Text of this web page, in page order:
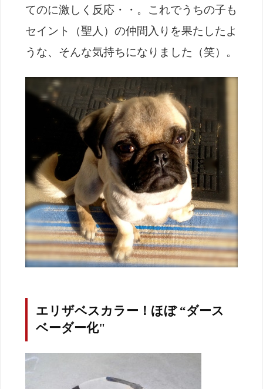
てのに激しく反応・・。これでうちの子も
セイント（聖人）の仲間入りを果たしたよ
うな、そんな気持ちになりました（笑）。
エリザベスカラー！ほぼ “ダース
ベーダー化"